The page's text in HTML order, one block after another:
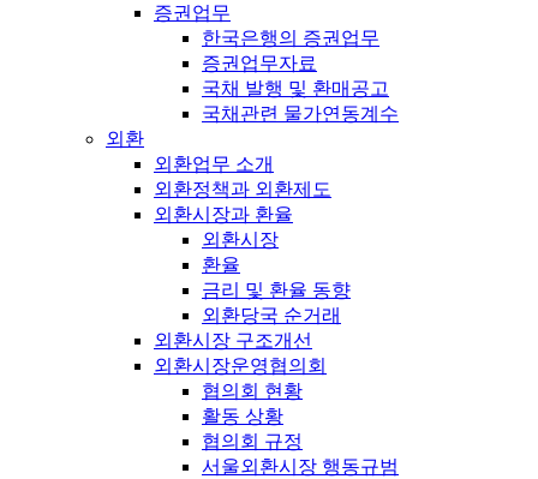
증권업무
한국은행의 증권업무
증권업무자료
국채 발행 및 환매공고
국채관련 물가연동계수
외환
외환업무 소개
외환정책과 외환제도
외환시장과 환율
외환시장
환율
금리 및 환율 동향
외환당국 순거래
외환시장 구조개선
외환시장운영협의회
협의회 현황
활동 상황
협의회 규정
서울외환시장 행동규범